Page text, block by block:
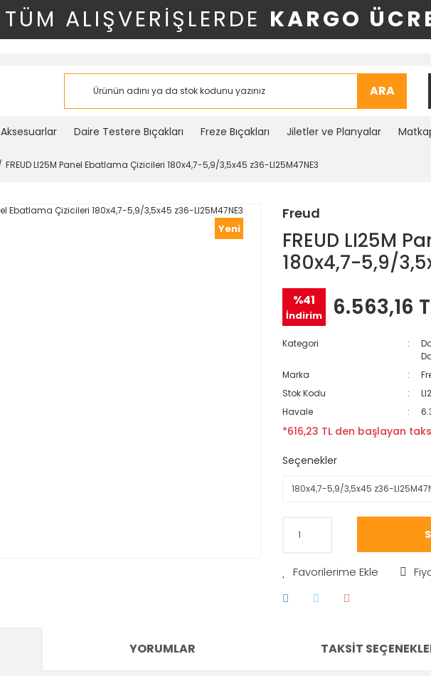
TÜM ALIŞVERİŞLERDE KARGO
ARA
Aksesuarlar Daire Testere Bıçakları Freze Bıçakları Jiletler ve Planyalar
FREUD LI25M Panel Ebatlama Çizicileri 180x4,7-5,9/3,5x45 z36-LI25M47NE3
Yeni
Freud
FREUD LI25M
180x4,7-5,9/
%41
İndirim 6.563,16
Kategori
Marka
Stok Kodu
Havale
*616,23 TL den başlayan
Seçenekler
YORUMLAR TAKSIT